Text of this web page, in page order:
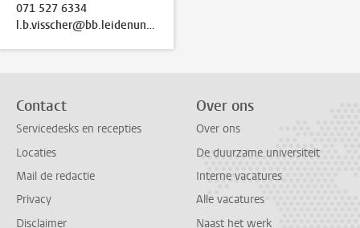
071 527 6334
l.b.visscher@bb.leidenuniv.nl
Contact
Servicedesks en recepties
Locaties
Mail de redactie
Privacy
Disclaimer
Over ons
Over ons
De duurzame universiteit
Interne vacatures
Alle vacatures
Naast het werk